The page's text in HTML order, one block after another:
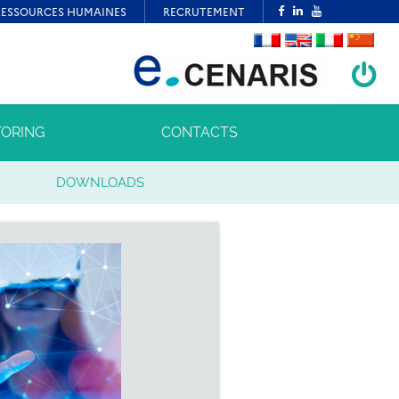
CONTACTS
DOWNLOADS